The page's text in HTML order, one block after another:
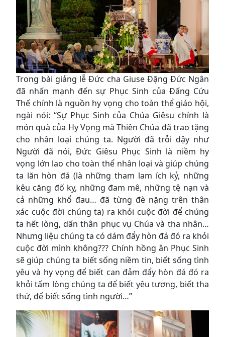
Trong bài giảng lễ Đức cha Giuse Đặng Đức Ngân
đã nhấn mạnh đến sự Phục Sinh của Đấng Cứu
Thế chính là nguồn hy vọng cho toàn thể giáo hội,
ngài nói: “Sự Phục Sinh của Chúa Giêsu chính là
món quà của Hy Vọng mà Thiên Chúa đã trao tặng
cho nhân loại chúng ta. Người đã trỗi dậy như
Người đã nói, Đức Giêsu Phục Sinh là niềm hy
vọng lớn lao cho toàn thể nhân loại và giúp chúng
ta lăn hòn đá (là những tham lam ích kỷ, những
kêu căng đố kỵ, những đam mê, những tệ nạn và
cả những khổ đau… đã từng đè nặng trên thân
xác cuộc đời chúng ta) ra khỏi cuộc đời để chúng
ta hết lòng, dấn thân phục vụ Chúa và tha nhân…
Nhưng liệu chúng ta có dám đẩy hòn đá đó ra khỏi
cuộc đời mình không??? Chính hồng ân Phục Sinh
sẽ giúp chúng ta biết sống niềm tin, biết sống tình
yêu và hy vọng để biết can đảm đẩy hòn đá đó ra
khỏi tấm lòng chúng ta để biết yêu tương, biết tha
thứ, để biết sống tình người…”